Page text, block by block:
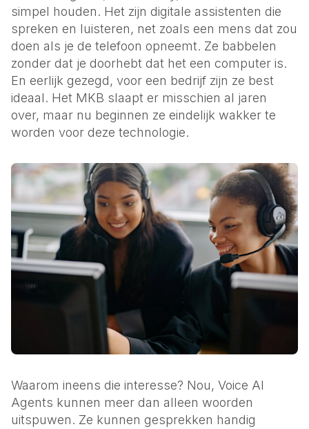
Onderhoud & beheer
MKB
Voor elk bedrijf
simpel houden. Het zijn digitale assistenten die
spreken en luisteren, net zoals een mens dat zou
doen als je de telefoon opneemt. Ze babbelen
zonder dat je doorhebt dat het een computer is.
En eerlijk gezegd, voor een bedrijf zijn ze best
ideaal. Het MKB slaapt er misschien al jaren
over, maar nu beginnen ze eindelijk wakker te
worden voor deze technologie.
Waarom ineens die interesse? Nou, Voice AI
Agents kunnen meer dan alleen woorden
uitspuwen. Ze kunnen gesprekken handig